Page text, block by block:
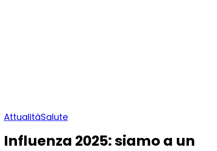
AttualitàSalute
Influenza 2025: siamo a un